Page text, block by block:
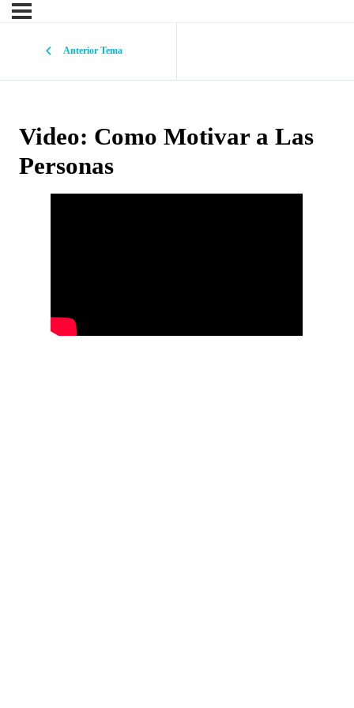
Anterior Tema
Video: Como Motivar a Las
Personas